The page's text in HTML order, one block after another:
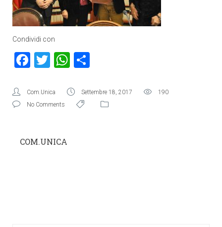
Condividi con
Facebook
TwitterWhatsApp
Com.Unica Settembre 18, 2017
190
No Comments
COM.UNICA